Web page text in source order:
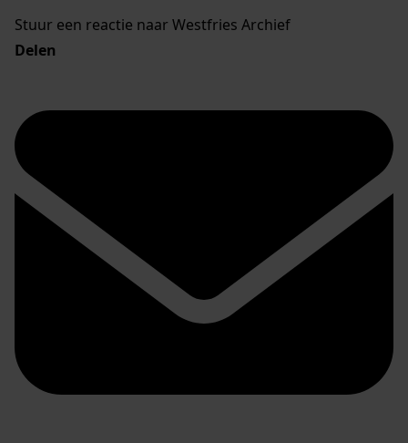
Stuur een reactie naar Westfries Archief
Delen